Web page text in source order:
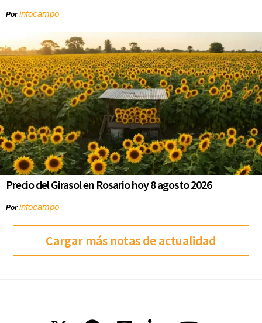
Porinfocampo
Precio del Girasol en Rosario hoy 8 agosto 2026
Porinfocampo
Cargar más notas de actualidad